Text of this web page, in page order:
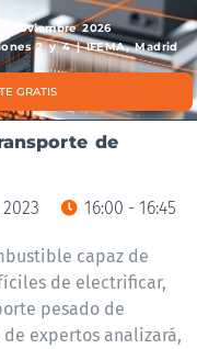
noviembre 2026
2 y 4 | IFEMA, Madrid
GRATIS
de
2023 16:00 - 16:45
capaz de
de electrificar,
pesado de
expertos analizará,